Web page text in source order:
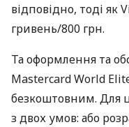
відповідно, тоді як
гривень/800 грн.
Та оформлення та
Mastercard World
безкоштовним. Для
з двох умов: або